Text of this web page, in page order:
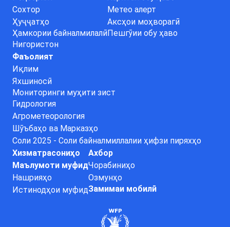
Сохтор
Ҳуҷҷатҳо
Ҳамкории байналмилалӣ
Нигористон
Метео алерт
Аксҳои моҳворагӣ
Пешгӯии обу ҳаво
Фаъолият
Иқлим
Яхшиносӣ
Мониторинги муҳити зист
Гидрология
Агрометеорология
Шӯъбаҳо ва Марказҳо
Соли 2025 - Соли байналмиллалии ҳифзи пиряхҳо
Хизматрасониҳо
Маълумоти муфид
Нашрияҳо
Истинодҳои муфид
Ахбор
Чорабиниҳо
Озмунҳо
Замимаи мобилӣ